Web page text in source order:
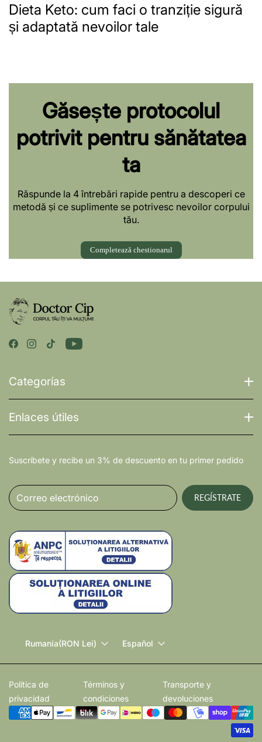
Dieta Keto: cum faci o tranziție sigură
și adaptată nevoilor tale
Găsește protocolul
potrivit pentru sănătatea
ta
Răspunde la 4 întrebări rapide pentru a descoperi ce
metodă și ce suplimente se potrivesc nevoilor corpului
tău.
Completează chestionarul
Categorías
Enlaces útiles
Suscríbete y recibe un 3% de descuento en tu primer pedido
Correo electrónico
REGÍSTRATE
Rumanía (RON Lei) Español
Política de
privacidad
Términos y
condiciones
Transporte y
devoluciones